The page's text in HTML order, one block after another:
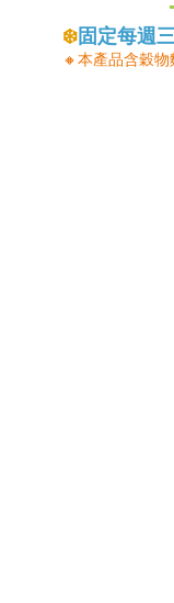
❄️固定每週
🔸本產品含穀